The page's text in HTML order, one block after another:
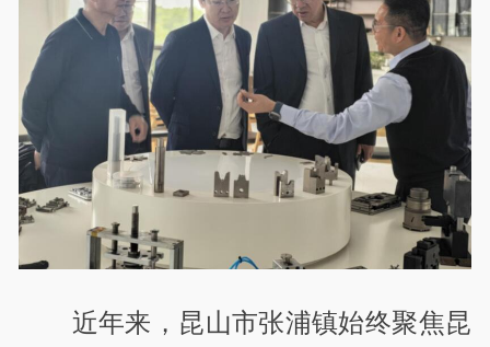
近年来，昆山市张浦镇始终聚焦昆